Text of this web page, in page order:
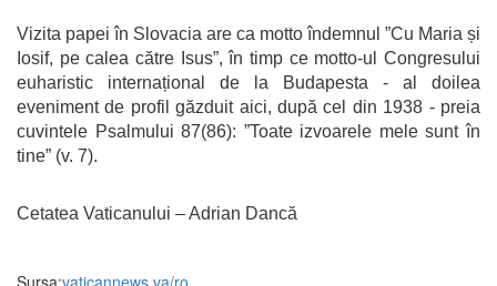
Vizita papei în Slovacia are ca motto îndemnul ”Cu Maria și
Iosif, pe calea către Isus”, în timp ce motto-ul Congresului
euharistic internațional de la Budapesta - al doilea
eveniment de profil găzduit aici, după cel din 1938 - preia
cuvintele Psalmului 87(86): ”Toate izvoarele mele sunt în
tine” (v. 7).
Cetatea Vaticanului – Adrian Dancă
Sursa:vaticannews.va/ro